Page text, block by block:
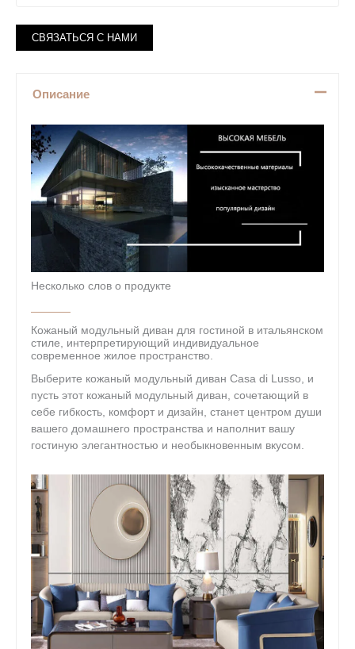
Описание
Несколько слов о продукте
Кожаный модульный диван для гостиной в итальянском
стиле, интерпретирующий индивидуальное
современное жилое пространство.
Выберите кожаный модульный диван Casa di Lusso, и
пусть этот кожаный модульный диван, сочетающий в
себе гибкость, комфорт и дизайн, станет центром души
вашего домашнего пространства и наполнит вашу
гостиную элегантностью и необыкновенным вкусом.